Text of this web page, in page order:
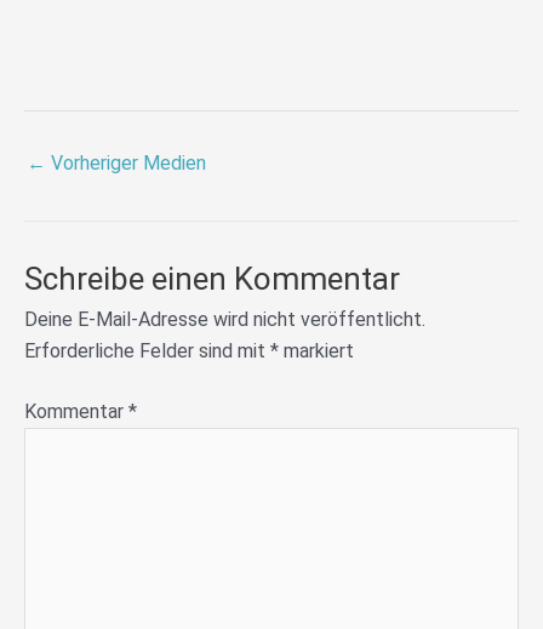
← Vorheriger Medien
Schreibe einen Kommentar
Deine E-Mail-Adresse wird nicht veröffentlicht.
Erforderliche Felder sind mit * markiert
Kommentar *